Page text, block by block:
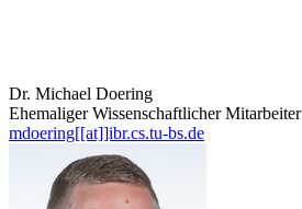
Dr. Michael Doering
Ehemaliger Wissenschaftlicher Mitarbeiter
mdoering[[at]]ibr.cs.tu-bs.de